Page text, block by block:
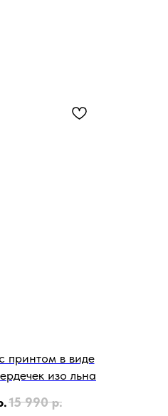
принтом в виде
изо льна
15 990 р.